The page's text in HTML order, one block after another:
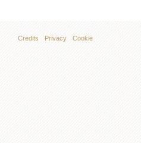
Credits Privacy Cookie